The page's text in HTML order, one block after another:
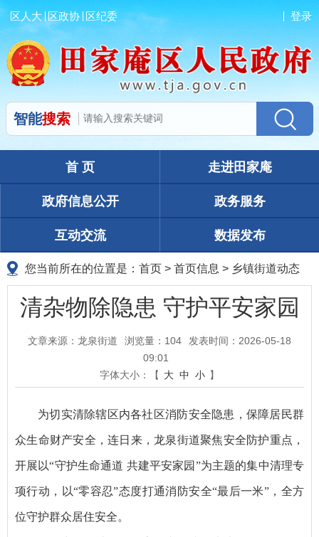
区人大 区政协 区纪委 登录
智能搜索
首 页 走进田家庵
政府信息公开 政务服务
互动交流 数据发布
您当前所在的位置是： 首页 > 首页信息 > 乡镇街道动态
清杂物除隐患 守护平安家园
文章来源：龙泉街道 浏览量： 104
发表时间：2026-05-18
09:01
字体大小：【 大 中 小 】
为切实清除辖区内各社区消防安全隐患，保障居民群
众生命财产安全，连日来，龙泉街道聚焦安全防护重点，
开展以“守护生命通道 共建平安家园”为主题的集中清理专
项行动，以“零容忍”态度打通消防安全“最后一米”，全方
位守护群众居住安全。